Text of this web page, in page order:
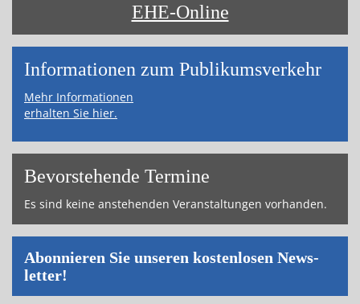
EHE-Online
Informa­tionen zum Publikums­­verkehr
Mehr Informationen
erhalten Sie hier.
Bevor­ste­hende Ter­mi­ne
Es sind keine an­ste­hen­den Ver­an­stal­tun­gen vor­han­den.
Abon­nie­ren Sie un­se­ren kos­ten­lo­sen News­
let­ter!